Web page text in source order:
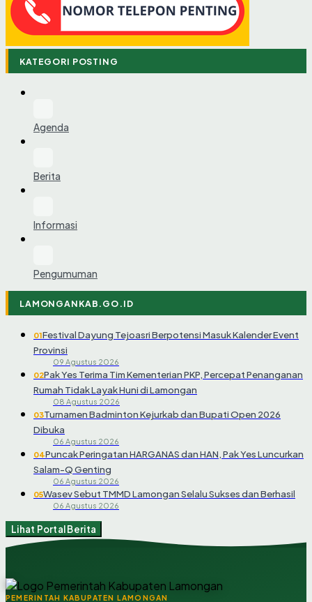
KATEGORI POSTING
Agenda
Berita
Informasi
Pengumuman
LAMONGANKAB.GO.ID
01Festival Dayung Tejoasri Berpotensi Masuk Kalender Event
Provinsi
09 Agustus 2026
02Pak Yes Terima Tim Kementerian PKP, Percepat Penanganan
Rumah Tidak Layak Huni di Lamongan
08 Agustus 2026
03Turnamen Badminton Kejurkab dan Bupati Open 2026
Dibuka
06 Agustus 2026
04Puncak Peringatan HARGANAS dan HAN, Pak Yes Luncurkan
Salam-Q Genting
06 Agustus 2026
05Wasev Sebut TMMD Lamongan Selalu Sukses dan Berhasil
06 Agustus 2026
Lihat Portal Berita
PEMERINTAH KABUPATEN LAMONGAN